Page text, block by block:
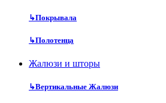
↳Покрывала
↳Полотенца
Жалюзи и шторы
↳Вертикальные Жалюзи